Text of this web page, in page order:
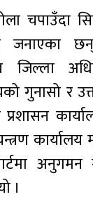
चपाउँदा
गुनासो र
अनुगमन
।